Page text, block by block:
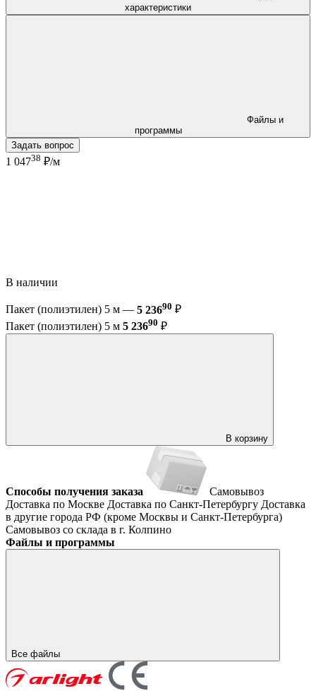
характеристики
программы
Задать вопрос
1 04738 ₽/м
В наличии
Пакет (полиэтилен) 5 м — 5 23690 ₽
Пакет (полиэтилен) 5 м 5 23690 ₽
В корзину
Способы получения заказа
Самовывоз
Доставка по Москве Доставка по Санкт-Петербургу Доставка
в другие города РФ (кроме Москвы и Санкт-Петербурга)
Самовывоз со склада в г. Колпино
Файлы и программы
Все файлы